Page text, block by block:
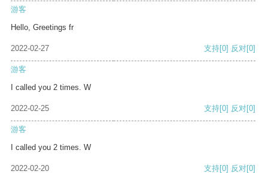
游客
Hello, Greetings fr
2022-02-27 支持[0] 反对[0]
游客
I called you 2 times. W
2022-02-25 支持[0] 反对[0]
游客
I called you 2 times. W
2022-02-20 支持[0] 反对[0]